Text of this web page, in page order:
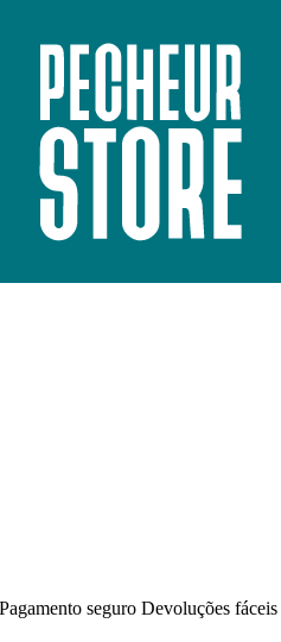
Pagamento seguro Devoluções fáceis